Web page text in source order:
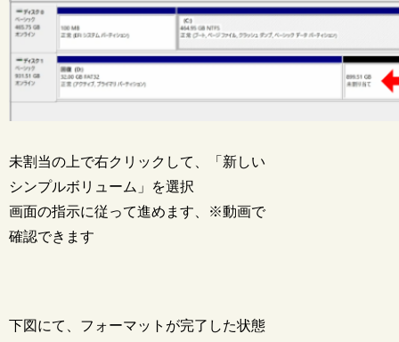
未割当の上で右クリックして、「新しい
シンプルボリューム」を選択
画面の指示に従って進めます、※動画で
確認できます
下図にて、フォーマットが完了した状態